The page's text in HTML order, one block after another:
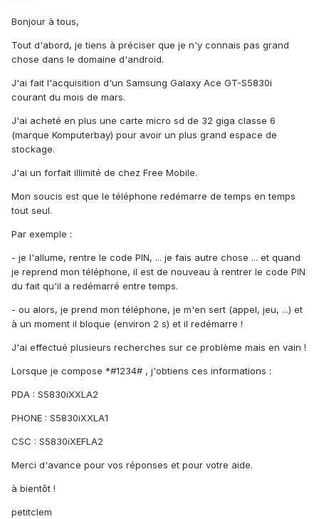
Bonjour à tous,
Tout d'abord, je tiens à préciser que je n'y connais pas grand
chose dans le domaine d'android.
J'ai fait l'acquisition d'un Samsung Galaxy Ace GT-S5830i
courant du mois de mars.
J'ai acheté en plus une carte micro sd de 32 giga classe 6
(marque Komputerbay) pour avoir un plus grand espace de
stockage.
J'ai un forfait illimité de chez Free Mobile.
Mon soucis est que le téléphone redémarre de temps en temps
tout seul.
Par exemple :
- je l'allume, rentre le code PIN, ... je fais autre chose ... et quand
je reprend mon téléphone, il est de nouveau à rentrer le code PIN
du fait qu'il a redémarré entre temps.
- ou alors, je prend mon téléphone, je m'en sert (appel, jeu, ...) et
à un moment il bloque (environ 2 s) et il redémarre !
J'ai effectué plusieurs recherches sur ce problème mais en vain !
Lorsque je compose *#1234# , j'obtiens ces informations :
PDA : S5830iXXLA2
PHONE : S5830iXXLA1
CSC : S5830iXEFLA2
Merci d'avance pour vos réponses et pour votre aide.
à bientôt !
petitclem